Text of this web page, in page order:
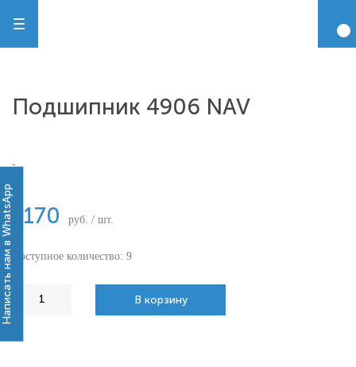
Подшипник 4906 NAV
-
1170 руб. / шт.
Доступное количество: 9
В корзину
Написать нам в WhatsApp